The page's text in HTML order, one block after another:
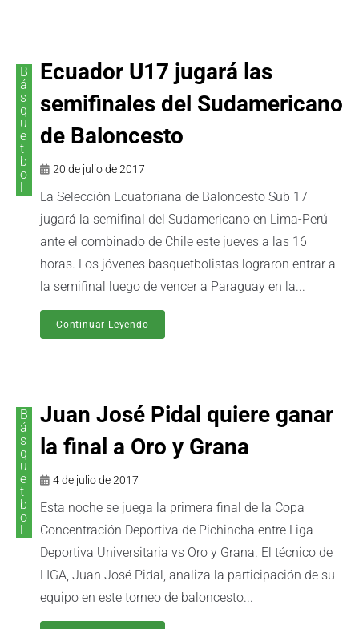
B
á
s
q
u
e
t
b
o
l
Ecuador U17 jugará las
semifinales del Sudamericano
de Baloncesto
20 de julio de 2017
La Selección Ecuatoriana de Baloncesto Sub 17
jugará la semifinal del Sudamericano en Lima-Perú
ante el combinado de Chile este jueves a las 16
horas. Los jóvenes basquetbolistas lograron entrar a
la semifinal luego de vencer a Paraguay en la...
Continuar Leyendo
B
á
s
q
u
e
t
b
o
l
Juan José Pidal quiere ganar
la final a Oro y Grana
4 de julio de 2017
Esta noche se juega la primera final de la Copa
Concentración Deportiva de Pichincha entre Liga
Deportiva Universitaria vs Oro y Grana. El técnico de
LIGA, Juan José Pidal, analiza la participación de su
equipo en este torneo de baloncesto...